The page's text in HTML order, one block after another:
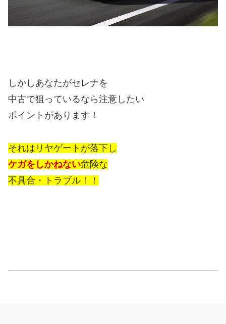
しかしあなたがセレナを
中古で狙っているなら注意したい
ポイントがあります！
それはリヤゲートが落下し
ケガをしかねない危険な
不具合・トラブル！！